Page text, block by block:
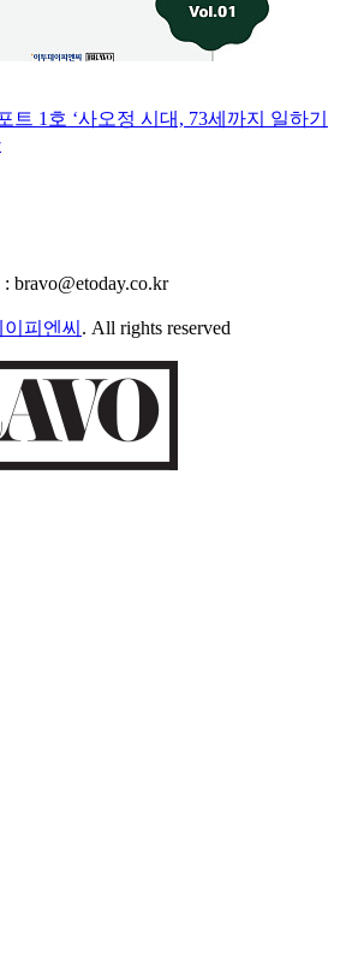
트 1호 ‘사오정 시대, 73세까지 일하기
bravo@etoday.co.kr
피엔씨 . All rights reserved